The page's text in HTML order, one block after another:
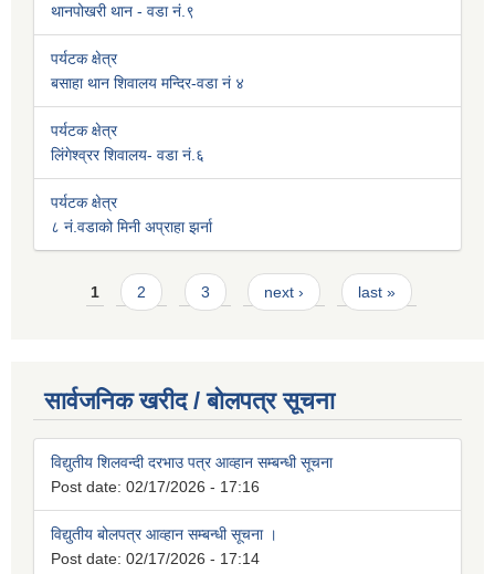
थानपोखरी थान - वडा नं.९
पर्यटक क्षेत्र
बसाहा थान शिवालय मन्दिर-वडा नं ४
पर्यटक क्षेत्र
लिंगेश्व्रर शिवालय- वडा नं.६
पर्यटक क्षेत्र
८ नं.वडाको मिनी अप्राहा झर्ना
Pages
1 2 3 next › last »
सार्वजनिक खरीद / बोलपत्र सूचना
विद्युतीय शिलवन्दी दरभाउ पत्र आव्हान सम्बन्धी सूचना
Post date: 02/17/2026 - 17:16
विद्युतीय बोलपत्र आव्हान सम्बन्धी सूचना ।
Post date: 02/17/2026 - 17:14